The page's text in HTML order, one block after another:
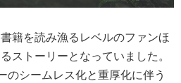
籍を読み漁るレベルのファンほ
ストーリーとなっていました。
のシームレス化と重厚化に伴う